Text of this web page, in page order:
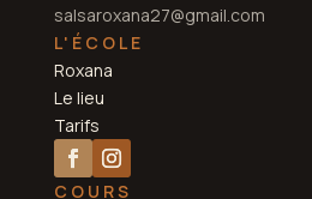
salsaroxana27@gmail.com
L'ÉCOLE
Roxana
Le lieu
Tarifs
COURS